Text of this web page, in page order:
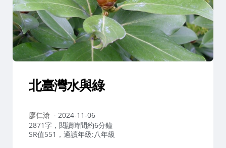
北臺灣水與綠
作
者：
廖仁滄
2024-11-06
2871字，閱讀時間約6分鐘
SR值551，適讀年級:八年級